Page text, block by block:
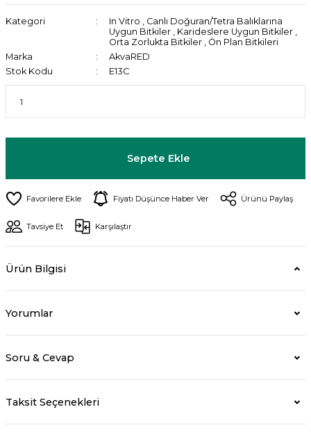
Kategori In Vitro , Canlı Doğuran/Tetra Balıklarına
Uygun Bitkiler , Karideslere Uygun Bitkiler ,
Orta Zorlukta Bitkiler , Ön Plan Bitkileri
Marka
AkvaRED
Stok Kodu
E13C
Sepete Ekle
Fiyatı Düşünce Haber Ver Ürünü Paylaş
Tavsiye Et Karşılaştır
Ürün Bilgisi
Yorumlar
Soru & Cevap
Taksit Seçenekleri